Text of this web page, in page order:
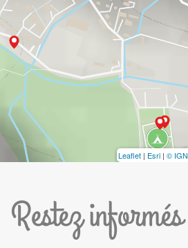
Leaflet | Esri | © IGN
Restez informés